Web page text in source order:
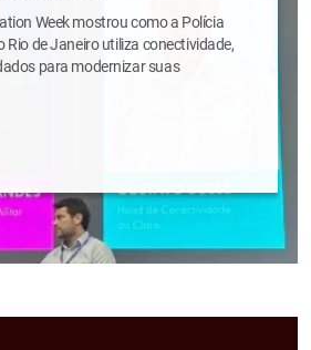
Week mostrou como a Polícia
Rio de Janeiro utiliza conectividade,
para modernizar suas